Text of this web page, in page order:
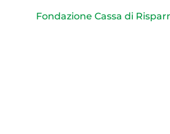
Fondazione Cassa di